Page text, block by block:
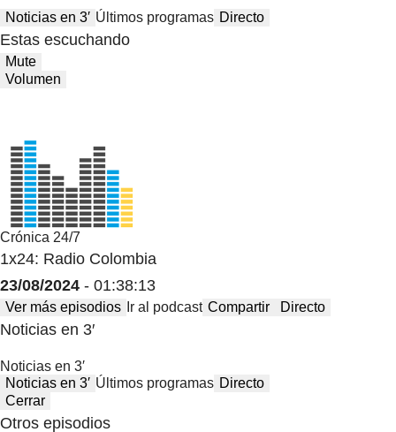
Noticias en 3′ Últimos programas Directo
Estas escuchando
Mute
Volumen
Crónica 24/7
1x24: Radio Colombia
23/08/2024 - 01:38:13
Ver más episodios Ir al podcast Compartir Directo
Noticias en 3′
Noticias en 3′
Noticias en 3′ Últimos programas Directo
Cerrar
Otros episodios